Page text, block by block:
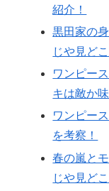
紹介！
黒田家の
じや見ど
ワンピー
キは敵か
ワンピー
を考察！
春の嵐と
じや見ど